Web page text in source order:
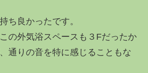
ち良かったです。
の外気浴スペースも３Fだったか
通りの音を特に感じることもな